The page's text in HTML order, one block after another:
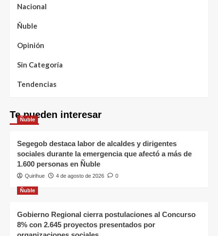
Nacional
Ñuble
Opinión
Sin Categoría
Tendencias
Te pueden interesar
Ñuble
Segegob destaca labor de alcaldes y dirigentes
sociales durante la emergencia que afectó a más de
1.600 personas en Ñuble
Quirihue 4 de agosto de 2026 0
Ñuble
Gobierno Regional cierra postulaciones al Concurso
8% con 2.645 proyectos presentados por